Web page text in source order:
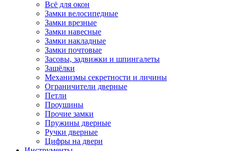
Всё для окон
Замки велосипедные
Замки врезные
Замки навесные
Замки накладные
Замки почтовые
Засовы, задвижки и шпингалеты
Защёлки
Механизмы секретности и личины
Ограничители дверные
Петли
Проушины
Прочие замки
Пружины дверные
Ручки дверные
Цифры на двери